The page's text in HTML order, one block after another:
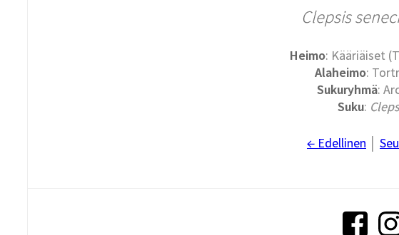
Clepsis
Heimo: Kääriäiset
Alaheimo:
Sukuryhmä:
Suku:
← Edellinen